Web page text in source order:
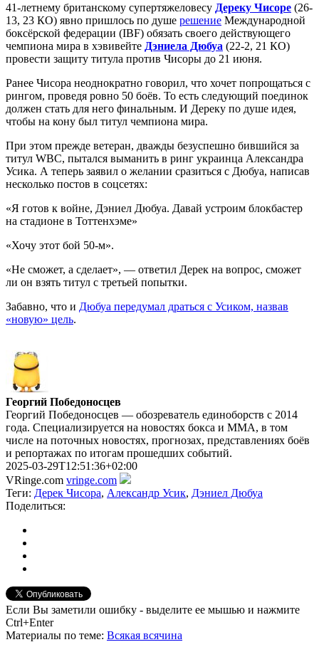
41-летнему британскому супертяжеловесу Дереку Чисоре (26-
13, 23 КО) явно пришлось по душе решение Международной
боксёрской федерации (IBF) обязать своего действующего
чемпиона мира в хэвивейте Дэниела Дюбуа (22-2, 21 КО)
провести защиту титула против Чисоры до 21 июня.
Ранее Чисора неоднократно говорил, что хочет попрощаться с
рингом, проведя ровно 50 боёв. То есть следующий поединок
должен стать для него финальным. И Дереку по душе идея,
чтобы на кону был титул чемпиона мира.
При этом прежде ветеран, дважды безуспешно бившийся за
титул WBC, пытался выманить в ринг украинца Александра
Усика. А теперь заявил о желании сразиться с Дюбуа, написав
несколько постов в соцсетях:
«Я готов к войне, Дэниел Дюбуа. Давай устроим блокбастер
на стадионе в Тоттенхэме»
«Хочу этот бой 50-м».
«Не сможет, а сделает», — ответил Дерек на вопрос, сможет
ли он взять титул с третьей попытки.
Забавно, что и Дюбуа передумал драться с Усиком, назвав
«новую» цель.
Георгий Победоносцев
Георгий Победоносцев — обозреватель единоборств с 2014
года. Специализируется на новостях бокса и ММА, в том
числе на поточных новостях, прогнозах, представлениях боёв
и репортажах по итогам прошедших событий.
2025-03-29T12:51:36+02:00
VRinge.com vringe.com
Теги: Дерек Чисора, Александр Усик, Дэниел Дюбуа
Поделиться:
Если Вы заметили ошибку - выделите ее мышью и нажмите
Ctrl+Enter
Материалы по теме: Всякая всячина